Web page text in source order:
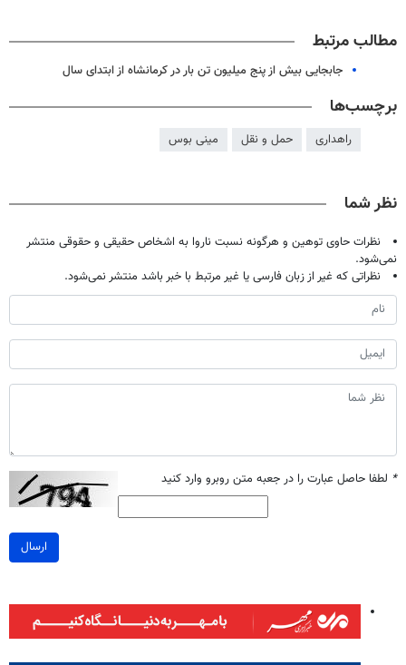
مطالب مرتبط
جابجایی بیش از پنج میلیون تن بار در کرمانشاه از ابتدای سال
برچسب‌ها
راهداری حمل و نقل مینی بوس
نظر شما
نظرات حاوی توهین و هرگونه نسبت ناروا به اشخاص حقیقی و حقوقی منتشر
نمی‌شود.
نظراتی که غیر از زبان فارسی یا غیر مرتبط با خبر باشد منتشر نمی‌شود.
* لطفا حاصل عبارت را در جعبه متن روبرو وارد کنید
ارسال